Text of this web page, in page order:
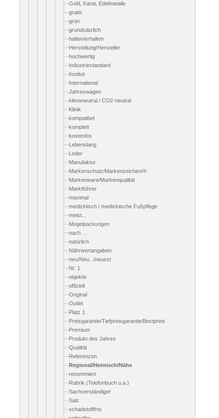
Gold, Karat, Edelmetalle
gratis
grün
grundsätzlich
halten/erhalten
Herstellung/Hersteller
hochwertig
Industriestandard
Institut
International
Jahreswagen
klimaneutral / CO2-neutral
Klinik
kompatibel
komplett
kostenlos
Lebenslang
Leder
Manufaktur
Markenschutz/Markenzeichen/®
Markenware/Markenqualität
Marktführer
maximal
medizinisch / medizinische Fußpflege
meist...
Mogelpackungen
nach ...
natürlich
Nährwertangaben
neu/Neu.../neuest
Nr. 1
objektiv
offiziell
Original
Outlet
Platz 1
Preisgarantie/Tiefpreisgarantie/Bestpreis
Premium
Produkt des Jahres
Qualität
Referenzen
Regional/Heimisch/Nähe
renommiert
Rubrik (Telefonbuch u.a.)
Sachverständiger
Salz
schadstofffrei